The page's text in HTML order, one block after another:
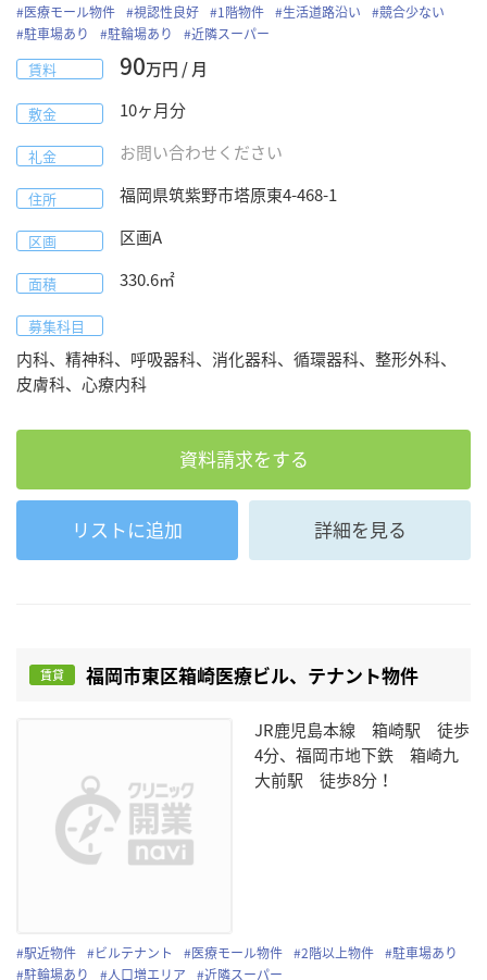
#医療モール物件 #視認性良好 #1階物件 #生活道路沿い #競合少ない
#駐車場あり #駐輪場あり #近隣スーパー
賃料 90万円 / 月
敷金 10ヶ月分
礼金 お問い合わせください
住所 福岡県筑紫野市塔原東4-468-1
区画 区画A
面積 330.6㎡
募集科目
内科、精神科、呼吸器科、消化器科、循環器科、整形外科、
皮膚科、心療内科
資料請求をする
リストに追加 詳細を見る
賃貸 福岡市東区箱崎医療ビル、テナント物件
JR鹿児島本線 箱崎駅 徒歩
4分、福岡市地下鉄 箱崎九
大前駅 徒歩8分！
#駅近物件 #ビルテナント #医療モール物件 #2階以上物件 #駐車場あり
#駐輪場あり #人口増エリア #近隣スーパー